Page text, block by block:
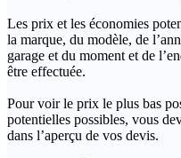
Les prix et les économies
la marque, du modèle, de
garage et du moment et de
être effectuée.
Pour voir le prix le plus bas
potentielles possibles, vous
dans l’aperçu de vos devis.